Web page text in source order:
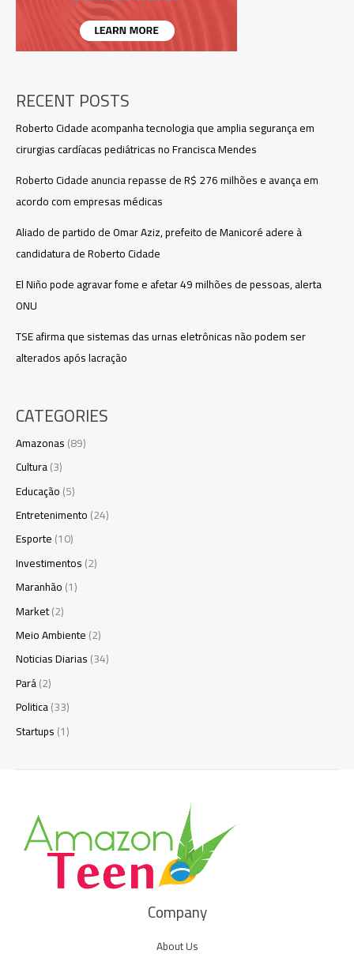
RECENT POSTS
Roberto Cidade acompanha tecnologia que amplia segurança em
cirurgias cardíacas pediátricas no Francisca Mendes
Roberto Cidade anuncia repasse de R$ 276 milhões e avança em
acordo com empresas médicas
Aliado de partido de Omar Aziz, prefeito de Manicoré adere à
candidatura de Roberto Cidade
El Niño pode agravar fome e afetar 49 milhões de pessoas, alerta
ONU
TSE afirma que sistemas das urnas eletrônicas não podem ser
alterados após lacração
CATEGORIES
Amazonas(89)
Cultura(3)
Educação(5)
Entretenimento(24)
Esporte(10)
Investimentos(2)
Maranhão(1)
Market(2)
Meio Ambiente(2)
Noticias Diarias(34)
Pará(2)
Politica(33)
Startups(1)
Company
About Us